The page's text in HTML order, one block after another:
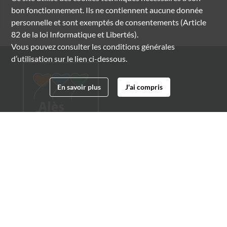
bon fonctionnement. Ils ne contiennent aucune donnée
personnelle et sont exemptés de consentements (Article
82 de la loi Informatique et Libertés).
Vous pouvez consulter les conditions générales
d’utilisation sur le lien ci-dessous.
En savoir plus J'ai compris